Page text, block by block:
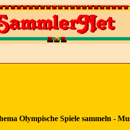
Olympische Spiele sammeln -